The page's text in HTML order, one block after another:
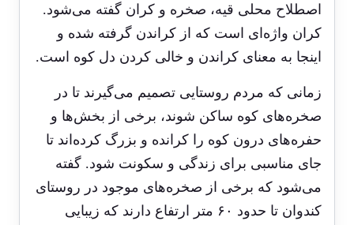
اصطلاح محلی قیه، صخره و کران گفته می‌شود.
کران واژه‌ای است که از کراندن گرفته شده و
اینجا به معنای کراندن و خالی کردن دل کوه است.
زمانی که مردم روستایی تصمیم می‌گیرند تا در
صخره‌های کوه ساکن شوند، برخی از بخش‌ها و
حفره‌های درون کوه را کرانده و بزرگ کرده‌اند تا
جای مناسبی برای زندگی و سکونت شود. گفته
می‌شود که برخی از صخره‌های موجود در روستای
کندوان تا حدود ۶۰ متر ارتفاع دارند که زیبایی